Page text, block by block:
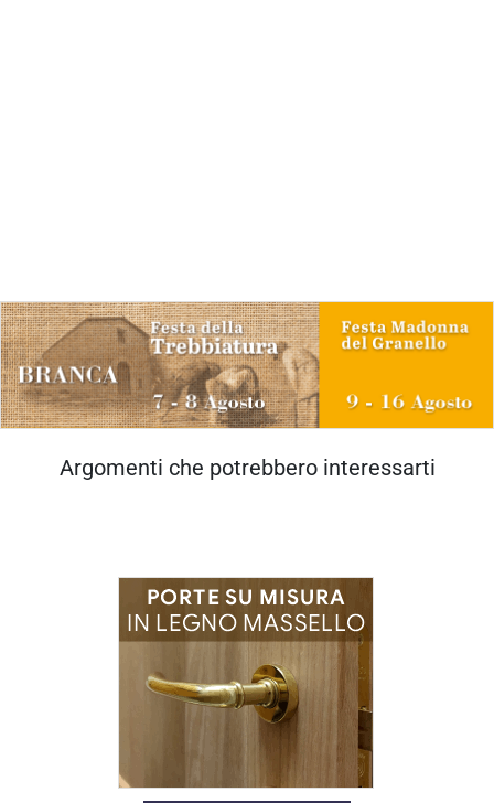
Argomenti che potrebbero interessarti